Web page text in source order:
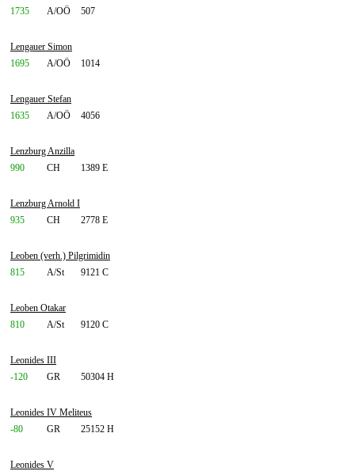
1735 A/OÖ 507
Lengauer Simon
1695
A/OÖ 1014
Lengauer Stefan
1635
A/OÖ 4056
Lenzburg Anzilla
990
CH 1389 E
Lenzburg Arnold I
935
CH 2778 E
Leoben (verh.) Pilgrimidin
815
A/St 9121 C
Leoben Otakar
810
A/St 9120 C
Leonides III
-120
GR 50304 H
Leonides IV Meliteus
-80
GR 25152 H
Leonides V